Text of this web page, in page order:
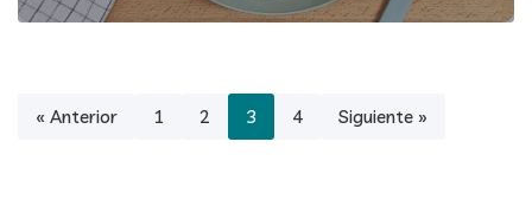
« Anterior 1 2 3 4 Siguiente »